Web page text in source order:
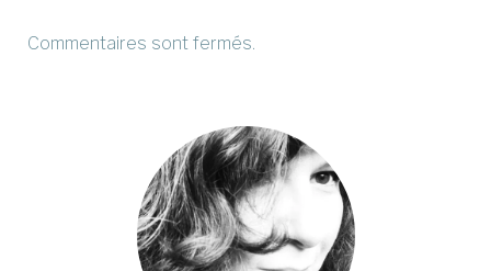
Commentaires sont fermés.